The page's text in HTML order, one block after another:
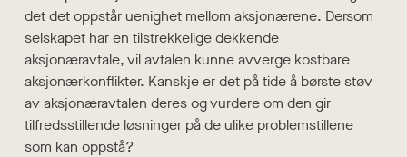
det det oppstår uenighet mellom aksjonærene. Dersom
selskapet har en tilstrekkelige dekkende
aksjonæravtale, vil avtalen kunne avverge kostbare
aksjonærkonflikter. Kanskje er det på tide å børste støv
av aksjonæravtalen deres og vurdere om den gir
tilfredsstillende løsninger på de ulike problemstillene
som kan oppstå?